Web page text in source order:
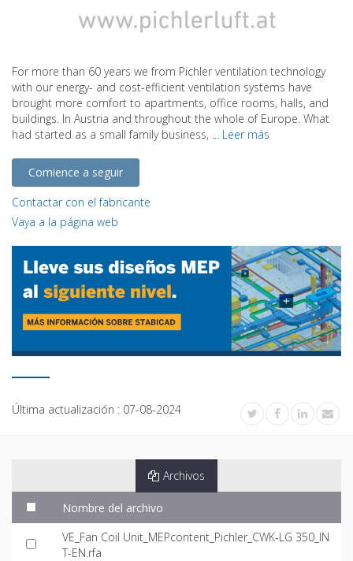
For more than 60 years we from Pichler ventilation technology
with our energy- and cost-efficient ventilation systems have
brought more comfort to apartments, office rooms, halls, and
buildings. In Austria and throughout the whole of Europe. What
had started as a small family business, ... Leer más
Comience a seguir
Contactar con el fabricante
Vaya a la página web
Última actualización : 07-08-2024
Archivos
Nombre del archivo
VE_Fan Coil Unit_MEPcontent_Pichler_CWK-LG 350_IN
T-EN.rfa